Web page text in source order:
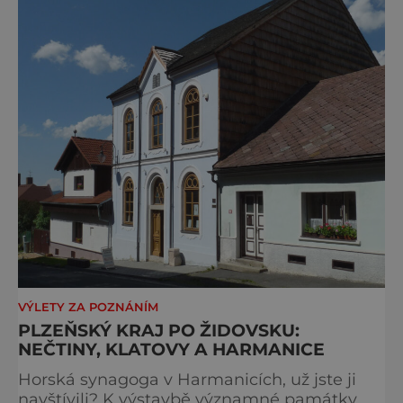
VÝLETY ZA POZNÁNÍM
PLZEŇSKÝ KRAJ PO ŽIDOVSKU:
NEČTINY, KLATOVY A HARMANICE
Horská synagoga v Harmanicích, už jste ji